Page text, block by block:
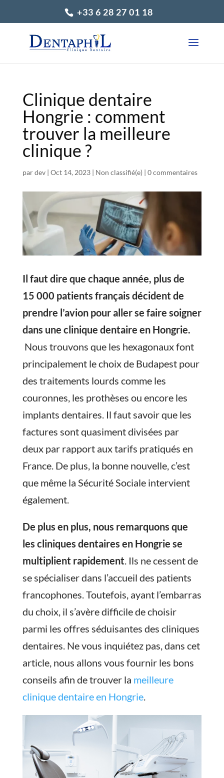
+33 6 28 27 01 18
Clinique dentaire
Hongrie : comment
trouver la meilleure
clinique ?
pardev| Oct 14, 2023| Non classifié(e)| 0 commentaires
Il faut dire que chaque année, plus de
15 000 patients français décident de
prendre l’avion pour aller se faire soigner
dans une clinique dentaire en Hongrie.
Nous trouvons que les hexagonaux font
principalement le choix de Budapest pour
des traitements lourds comme les
couronnes, les prothèses ou encore les
implants dentaires. Il faut savoir que les
factures sont quasiment divisées par
deux par rapport aux tarifs pratiqués en
France. De plus, la bonne nouvelle, c’est
que même la Sécurité Sociale intervient
également.
De plus en plus, nous remarquons que
les cliniques dentaires en Hongrie se
multiplient rapidement. Ils ne cessent de
se spécialiser dans l’accueil des patients
francophones. Toutefois, ayant l’embarras
du choix, il s’avère difficile de choisir
parmi les offres séduisantes des cliniques
dentaires. Ne vous inquiétez pas, dans cet
article, nous allons vous fournir les bons
conseils afin de trouver la meilleure
clinique dentaire en Hongrie.